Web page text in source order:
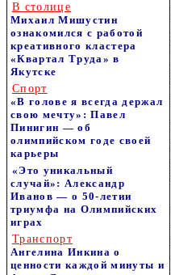
В столице
Михаил Мишустин
ознакомился с работой
креативного кластера
«Квартал Труда» в
Якутске
Спорт
«В голове я всегда держал
свою мечту»: Павел
Пинигин — об
олимпийском годе своей
карьеры
«Это уникальный
случай»: Александр
Иванов — о 50-летии
триумфа на Олимпийских
играх
Транспорт
Ангелина Инкина о
ценности каждой минуты и